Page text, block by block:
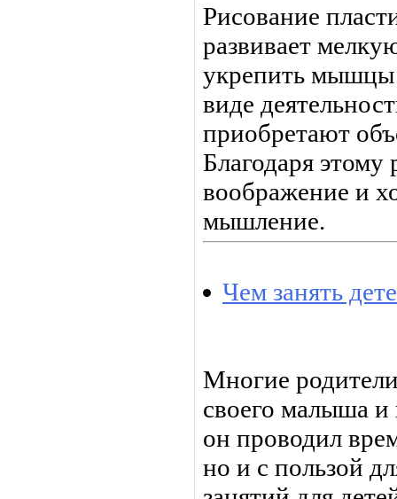
Рисование
развивает
укрепить мышцы
виде
приобретают
Благодаря этому
воображение и
мышление.
Чем занять
Многие
своего малыша и
он проводил
но и с пользой